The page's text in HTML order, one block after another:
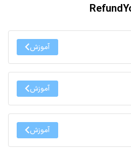
آموزش
آموزش
آموزش